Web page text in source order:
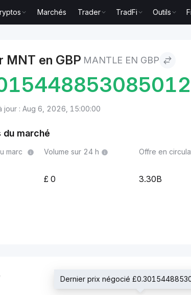
Marchés Trader TradFi Outils
MNT en GBP MANTLE EN GBP
jour : Aug 6, 2026, 15:00:00
du marché
marc
Volume sur 24 h
0
Offre en
3.30B
Dernier prix négocié